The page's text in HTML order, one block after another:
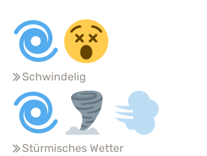
Schwindelig
Stürmisches Wetter